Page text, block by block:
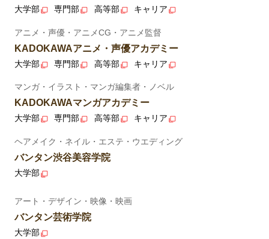
大学部 専門部 高等部 キャリア
アニメ・声優・アニメCG・アニメ監督
KADOKAWAアニメ・声優アカデミー
大学部 専門部 高等部 キャリア
マンガ・イラスト・マンガ編集者・ノベル
KADOKAWAマンガアカデミー
大学部 専門部 高等部 キャリア
ヘアメイク・ネイル・エステ・ウエディング
バンタン渋谷美容学院
大学部
アート・デザイン・映像・映画
バンタン芸術学院
大学部